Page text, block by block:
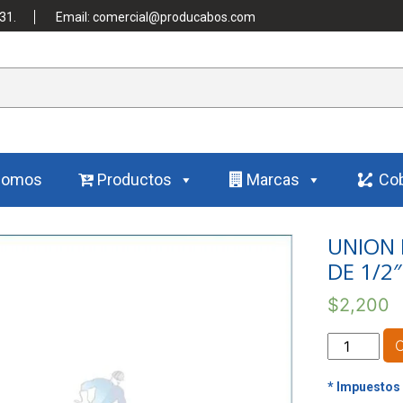
Email: comercial@producabos.com
Productos Marcas
UNION
DE 1/2″
$2,200
UNION
PARA